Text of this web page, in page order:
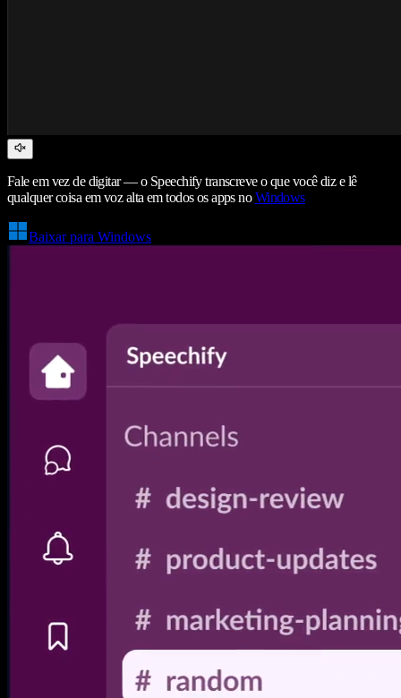
Fale em vez de digitar — o Speechify transcreve o que você diz e lê
qualquer coisa em voz alta em todos os apps noWindows
Baixar para Windows